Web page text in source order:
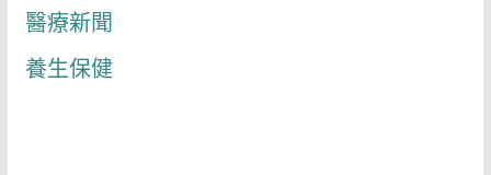
醫療新聞
養生保健